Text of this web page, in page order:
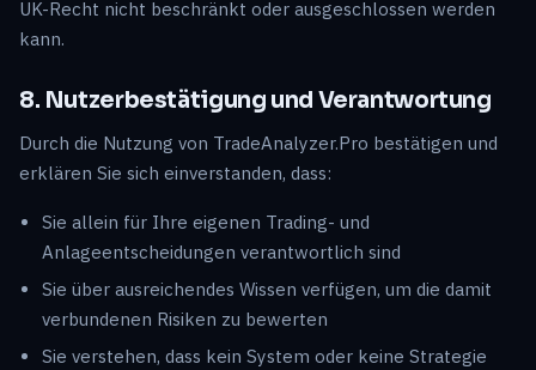
UK-Recht nicht beschränkt oder ausgeschlossen werden
kann.
8. Nutzerbestätigung und Verantwortung
Durch die Nutzung von TradeAnalyzer.Pro bestätigen und
erklären Sie sich einverstanden, dass:
Sie allein für Ihre eigenen Trading- und
Anlageentscheidungen verantwortlich sind
Sie über ausreichendes Wissen verfügen, um die damit
verbundenen Risiken zu bewerten
Sie verstehen, dass kein System oder keine Strategie